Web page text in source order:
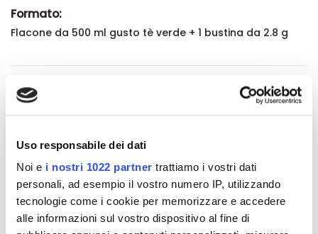
Uso responsabile dei dati
Noi e i nostri 1022 partner trattiamo i vostri dati
personali, ad esempio il vostro numero IP, utilizzando
tecnologie come i cookie per memorizzare e accedere
alle informazioni sul vostro dispositivo al fine di
Formato:
Flacone da 500 ml gusto tè verde + 1 bustina da 2.8 g
Dettagli del prodotto
Altri prodotti che potrebbero